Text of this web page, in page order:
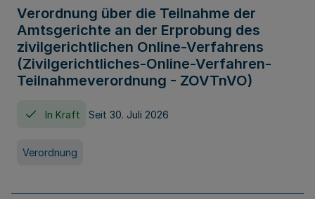
Verordnung über die Teilnahme der
Amtsgerichte an der Erprobung des
zivilgerichtlichen Online-Verfahrens
(Zivilgerichtliches-Online-Verfahren-
Teilnahmeverordnung - ZOVTnVO)
In Kraft Seit 30. Juli 2026
Verordnung